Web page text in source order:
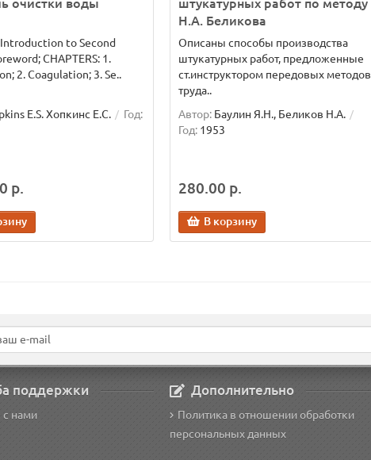
очистки воды
to Second
CHAPTERS: 1.
2. Coagulation; 3. Se..
E.S. Хопкинс Е.С.
Год:
р.
штукатурных работ по методу
Н.А. Беликова
Описаны способы производства
штукатурных работ, предложенные
ст.инструктором передовых методов
труда..
Автор: Баулин Я.Н., Беликов Н.А.
Год: 1953
280.00 р.
В корзину
поддержки
с нами
Дополнительно
Политика в отношении обработки
персональных данных